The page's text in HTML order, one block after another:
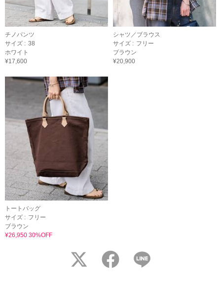
チノパンツ
サイズ : 38
ホワイト
¥17,600
シャツ／ブラウス
サイズ : フリー
ブラウン
¥20,900
トートバッグ
サイズ : フリー
ブラウン
¥26,950 30%OFF
twitter facebook